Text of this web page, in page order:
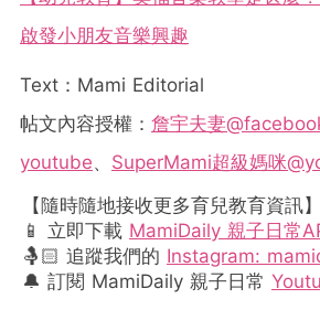
啟發小朋友音樂興趣
Text：Mami Editorial
帖文內容授權： 詹宇夫妻
youtube、 SuperMami超級媽咪
【隨時隨地接收更多育兒教育資訊】
📱 立即下載 MamiDaily 親子日常
🤱🏻 追蹤我們的 Instagram:
🔔 訂閱 MamiDaily 親子日常